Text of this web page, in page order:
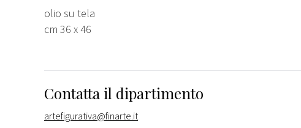
olio su tela
cm 36 x 46
Contatta il dipartimento
artefigurativa@finarte.it